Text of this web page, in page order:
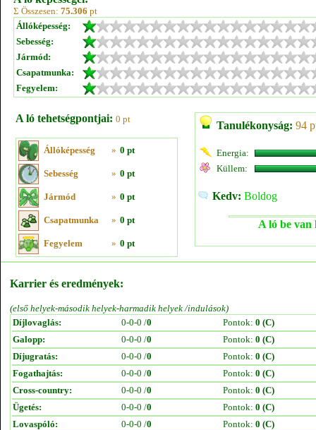
Σ Összesen: 75.306 pt
Állóképesség:
Sebesség:
Jármód:
Csapatmunka:
Fegyelem:
A ló tehetségpontjai: 0 pt
Állóképesség » 0 pt
Sebesség » 0 pt
Jármód » 0 pt
Csapatmunka » 0 pt
Fegyelem » 0 pt
Tanulékonyság: 94
Energia:
Küllem:
Kedv: Boldog
A ló be van
Karrier és eredmények:
(első helyek-második helyek-harmadik helyek /indulások)
Díjlovaglás:
0-0-0 /0 Pontok: 0 (C)
Galopp:
0-0-0 /0 Pontok: 0 (C)
Díjugratás:
0-0-0 /0 Pontok: 0 (C)
Fogathajtás:
0-0-0 /0 Pontok: 0 (C)
Cross-country:
0-0-0 /0 Pontok: 0 (C)
Ügetés:
0-0-0 /0 Pontok: 0 (C)
Lovaspóló:
0-0-0 /0 Pontok: 0 (C)